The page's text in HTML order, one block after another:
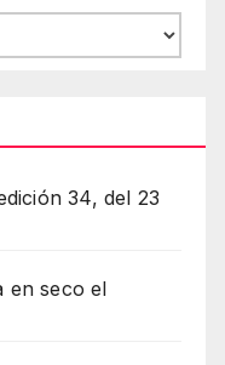
34, del 23
en seco el